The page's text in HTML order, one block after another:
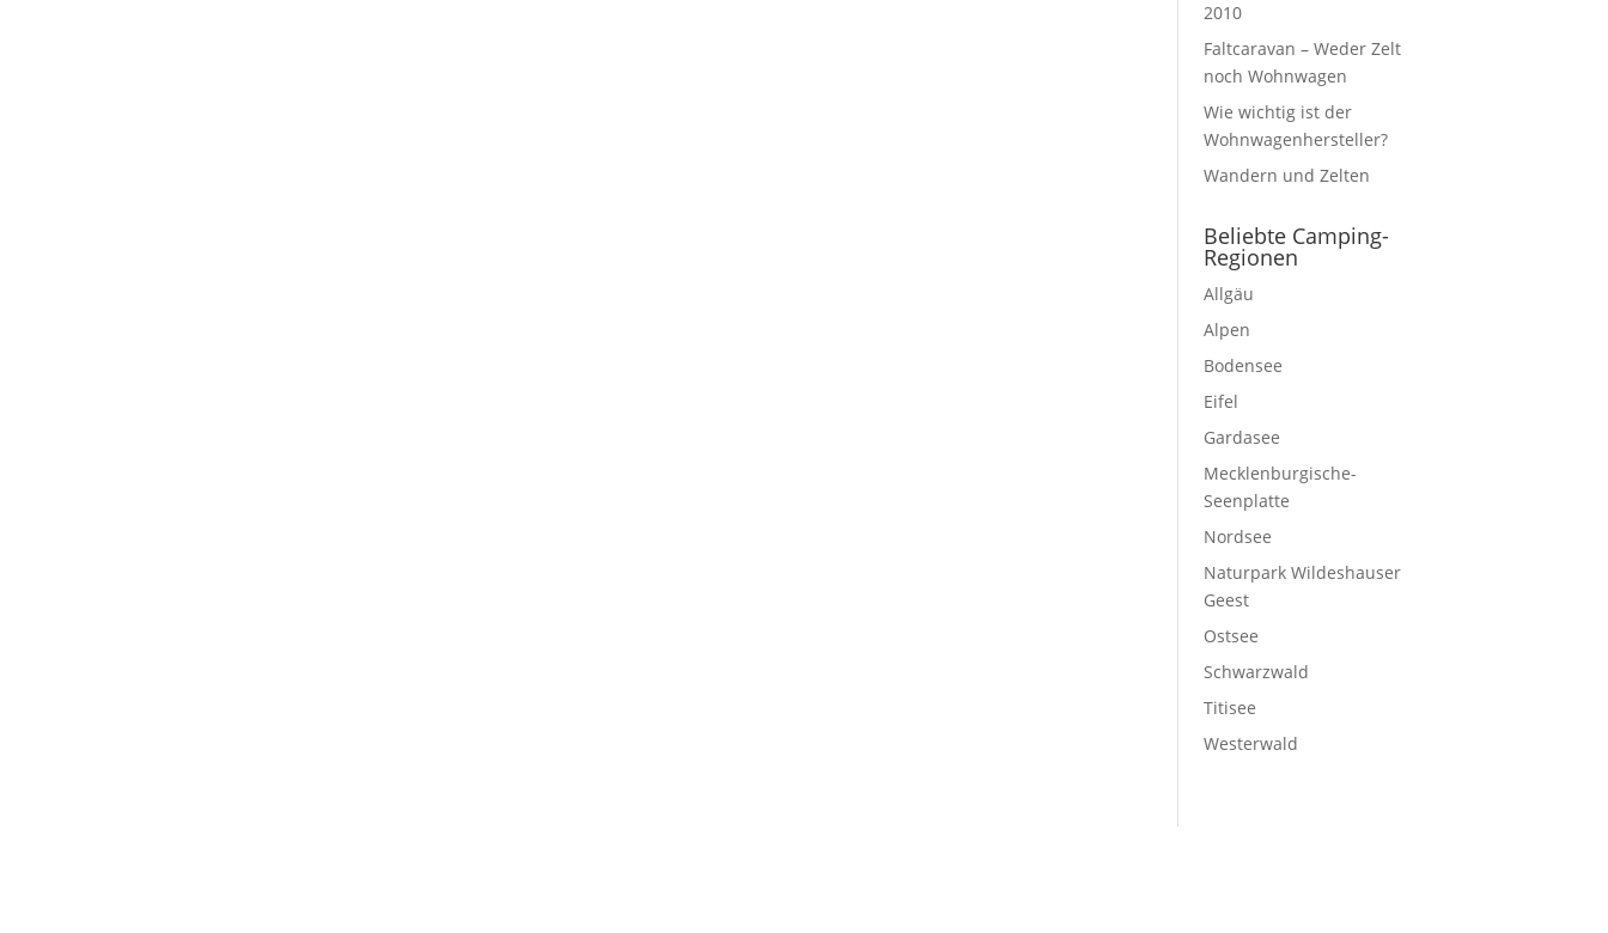
2010
Faltcaravan – Weder Zelt
noch Wohnwagen
Wie wichtig ist der
Wohnwagenhersteller?
Wandern und Zelten
Beliebte Camping-
Regionen
Allgäu
Alpen
Bodensee
Eifel
Gardasee
Mecklenburgische-
Seenplatte
Nordsee
Naturpark Wildeshauser
Geest
Ostsee
Schwarzwald
Titisee
Westerwald